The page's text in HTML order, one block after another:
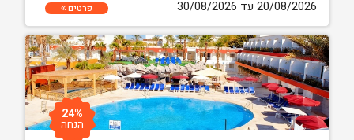
20/08/2026 עד 30/08/2026
פרטים
24%
הנחה